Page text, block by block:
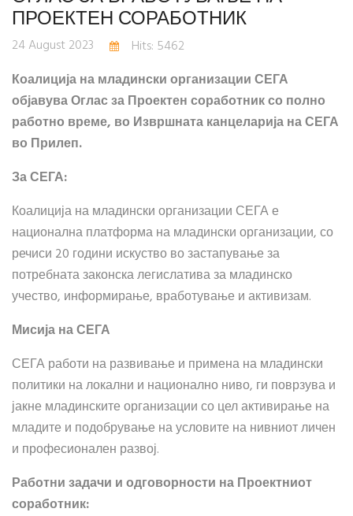
ПРОЕКТЕН СОРАБОТНИК
24 August 2023
Hits: 5462
Коалиција на младински организации СЕГА
објавува Оглас за Проектен соработник со полно
работно време, во Извршната канцеларија на СЕГА
во Прилеп.
За СЕГА:
Коалиција на младински организации СЕГА е
национална платформа на младински организации, со
речиси 20 години искуство во застапување за
потребната законска легислатива за младинско
учество, информирање, вработување и активизам.
Мисија на СЕГА
СЕГА работи на развивање и примена на младински
политики на локални и национално ниво, ги поврзува и
јакне младинските организации со цел активирање на
младите и подобрување на условите на нивниот личен
и професионален развој.
Работни задачи и одговорности на Проектниот
соработник: